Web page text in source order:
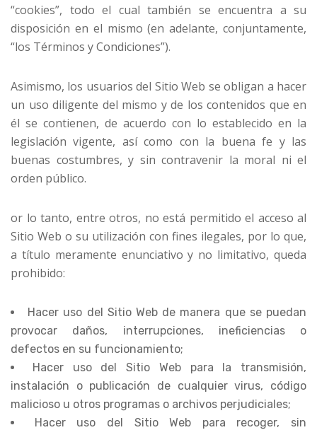
“cookies”, todo el cual también se encuentra a su
disposición en el mismo (en adelante, conjuntamente,
“los Términos y Condiciones”).
Asimismo, los usuarios del Sitio Web se obligan a hacer
un uso diligente del mismo y de los contenidos que en
él se contienen, de acuerdo con lo establecido en la
legislación vigente, así como con la buena fe y las
buenas costumbres, y sin contravenir la moral ni el
orden público.
or lo tanto, entre otros, no está permitido el acceso al
Sitio Web o su utilización con fines ilegales, por lo que,
a título meramente enunciativo y no limitativo, queda
prohibido:
Hacer uso del Sitio Web de manera que se puedan
provocar daños, interrupciones, ineficiencias o
defectos en su funcionamiento;
Hacer uso del Sitio Web para la transmisión,
instalación o publicación de cualquier virus, código
malicioso u otros programas o archivos perjudiciales;
Hacer uso del Sitio Web para recoger, sin